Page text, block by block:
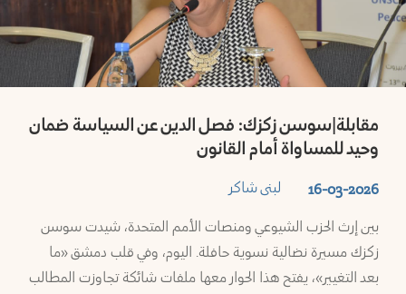
مقابلة|سوسن زكزك: فصل الدين عن السياسة ضمان
وحيد للمساواة أمام القانون
لبنى شاكر 16-03-2026
بين إرث الحزب الشيوعي ومنصات الأمم المتحدة، شيدت سوسن
زكزك مسيرة نضالية نسوية حافلة. اليوم، وفي قلب دمشق «ما
بعد التغيير»، يفتح هذا الحوار معها ملفات شائكة تجاوزت المطالب